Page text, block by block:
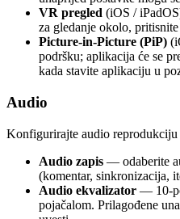
VR pregled (iOS /
za gledanje okolo,
Picture-in-Picture (PiP)
podršku; aplikacija će se
kada stavite aplikaciju u
Audio
Konfigurirajte audio reprodukciju
Audio zapis — odaberite
(komentar, sinkronizacija,
Audio ekvalizator — 10-
pojačalom. Prilagođene